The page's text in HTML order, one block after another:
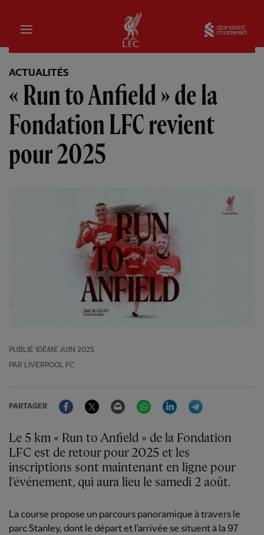
Domicile
ACTUALITÉS
« Run to Anfield » de la
Fondation LFC revient
pour 2025
PUBLIÉ 10ÈME JUIN 2025
PAR LIVERPOOL FC
PARTAGER
FacebookTwitter Email WhatsAppLinkedIn
Le 5 km « Run to Anfield » de la Fondation
LFC est de retour pour 2025 et les
inscriptions sont maintenant en ligne pour
l'événement, qui aura lieu le samedi 2 août.
La course propose un parcours panoramique à travers le
parc Stanley, dont le départ et l'arrivée se situent à la 97